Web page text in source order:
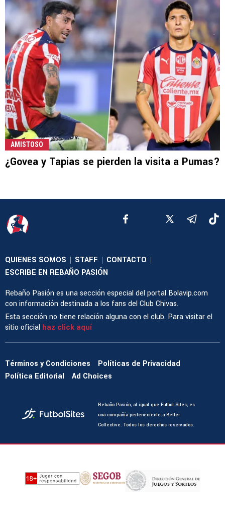
AMISTOSO
¿Govea y Tapias se pierden la visita a Pumas?
QUIENES SOMOS | STAFF | CONTACTO |
ESCRIBE EN REBAÑO PASIÓN
Rebaño Pasión es una sección especial del portal Bolavip.com
con información destinada a los fans del Club Chivas.
Esta sección no tiene relación alguna con el club. Para visitar el
sitio oficial haz click aquí
Términos y Condiciones
Políticas de Privacidad
Política Editorial
Ad Choices
Rebaño Pasión, al igual que Futbol Sites, es
una compañía perteneciente a Better
Collective. Todos los derechos reservados.